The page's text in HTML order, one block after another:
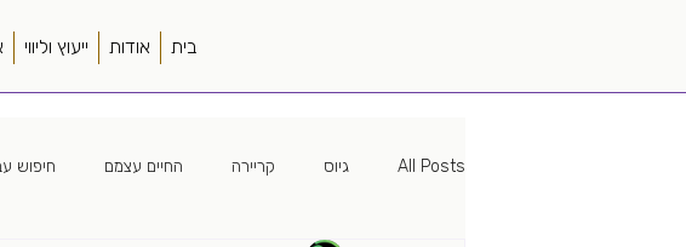
בית אודות ייעוץ וליווי
All Posts גיוס קריירה החיים עצמם חיפוש